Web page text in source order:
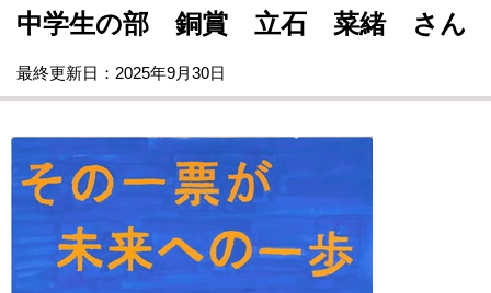
中学生の部 銅賞 立石 菜緒 さん
最終更新日：2025年9月30日